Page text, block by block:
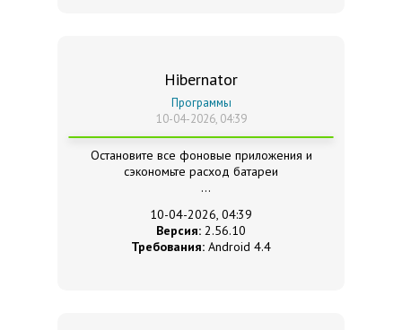
Hibernator
Программы
10-04-2026, 04:39
Остановите все фоновые приложения и
сэкономьте расход батареи
10-04-2026, 04:39
Версия: 2.56.10
Требования: Android 4.4